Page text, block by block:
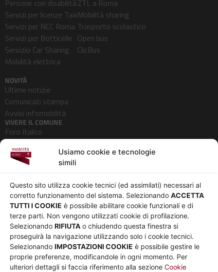
Usiamo cookie e tecnologie
simili
Questo sito utilizza cookie tecnici (ed assimilati) necessari al
corretto funzionamento del sistema. Selezionando ACCETTA
TUTTI I COOKIE è possibile abilitare cookie funzionali e di
terze parti. Non vengono utilizzati cookie di profilazione.
Selezionando RIFIUTA o chiudendo questa finestra si
proseguirà la navigazione utilizzando solo i cookie tecnici.
Selezionando IMPOSTAZIONI COOKIE è possibile gestire le
proprie preferenze, modificandole in ogni momento. Per
ulteriori dettagli si faccia riferimento alla sezione Cookie
Persone con disabilità
Servizi per licenze Taxi
Servizi per NCC Roma
Servizi per Botticelle
Servizio Car Sharing
Mobilità elettrica
ZTL a Roma
Mobilità sharing
Trasporto scolastico
Open bus
ClicBus
NOVITÀ
Ultime notizie
Comunicati stampa
Avvisi infomobilità
VIVERE IL COMUNE
Foro Italico
Pedonalizzazioni
Aeroporti
Chi siamo
Governance
Whistleblowing
Co-Marketing
Social media policy
Informativa Cookie
Informativa Sito web e
social media
Privacy
Parità di genere
Amministrazione
trasparente
Bandi e gare
Note legali